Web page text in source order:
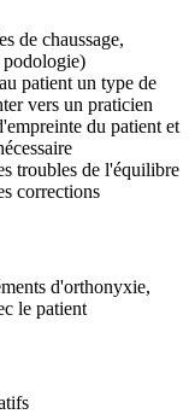
de chaussage,
podologie)
patient un type de
vers un praticien
du patient et
troubles de l'équilibre
corrections
d'orthonyxie,
le patient